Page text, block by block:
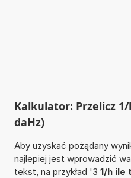
Kalkulator: Przelicz
daHz)
Aby uzyskać pożądany
najlepiej jest wprowadzić
tekst, na przykład '3 1/h ile